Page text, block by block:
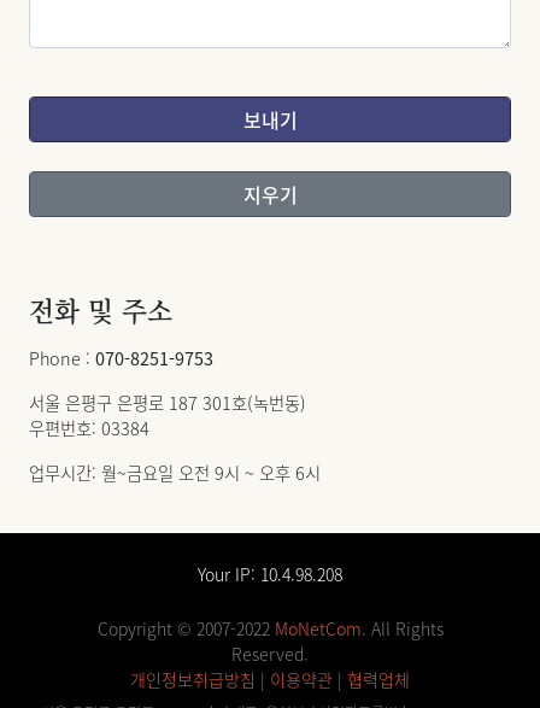
전화 및 주소
Phone : 070-8251-9753
서울 은평구 은평로 187 301호(녹번동)
우편번호: 03384
업무시간: 월~금요일 오전 9시 ~ 오후 6시
Your IP: 10.4.98.208
Copyright © 2007-2022 MoNetCom. All Rights
Reserved.
개인정보취급방침 | 이용약관 | 협력업체